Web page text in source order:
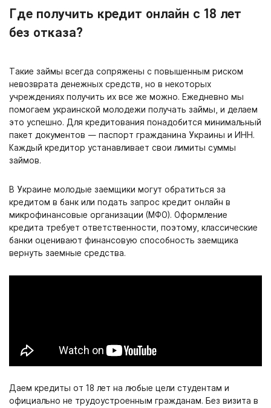
Где получить кредит онлайн с 18 лет
без отказа?
Такие займы всегда сопряжены с повышенным риском
невозврата денежных средств, но в некоторых
учреждениях получить их все же можно. Ежедневно мы
помогаем украинской молодежи получать займы, и делаем
это успешно. Для кредитования понадобится минимальный
пакет документов — паспорт гражданина Украины и ИНН.
Каждый кредитор устанавливает свои лимиты суммы
займов.
В Украине молодые заемщики могут обратиться за
кредитом в банк или подать запрос кредит онлайн в
микрофинансовые организации (МФО). Оформление
кредита требует ответственности, поэтому, классические
банки оценивают финансовую способность заемщика
вернуть заемные средства.
Даем кредиты от 18 лет на любые цели студентам и
официально не трудоустроенным гражданам. Без визита в